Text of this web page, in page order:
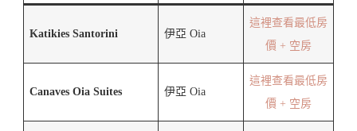
Katikies Santorini 伊亞 Oia
這裡查看最低房
價 + 空房
Canaves Oia Suites 伊亞 Oia
這裡查看最低房
價 + 空房